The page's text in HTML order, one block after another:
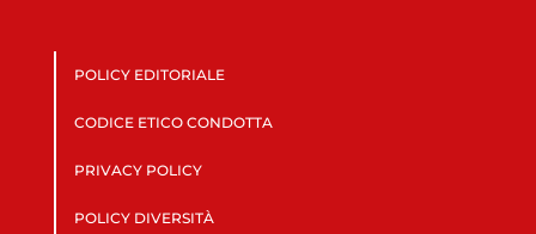
POLICY EDITORIALE
CODICE ETICO CONDOTTA
PRIVACY POLICY
POLICY DIVERSITÀ